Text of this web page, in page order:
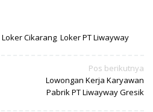
Loker Cikarang Loker PT Liwayway
Pos berikutnya
Lowongan Kerja Karyawan
Pabrik PT Liwayway Gresik